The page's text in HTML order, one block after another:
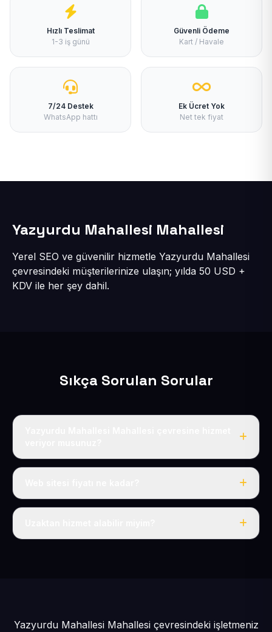
Hızlı Teslimat
1-3 iş günü
Güvenli Ödeme
Kart / Havale
7/24 Destek
WhatsApp hattı
Ek Ücret Yok
Net tek fiyat
Yazyurdu Mahallesi Mahallesi
Yerel SEO ve güvenilir hizmetle Yazyurdu Mahallesi
çevresindeki müşterilerinize ulaşın; yılda 50 USD +
KDV ile her şey dahil.
Sıkça Sorulan Sorular
Evet, Yazyurdu Mahallesi dahil tüm Talas Köyler ve
Tek fiyat: yılda 50 USD + KDV, her şey dahil.
Yazyurdu Mahallesi Mahallesi çevresindeki işletmeniz